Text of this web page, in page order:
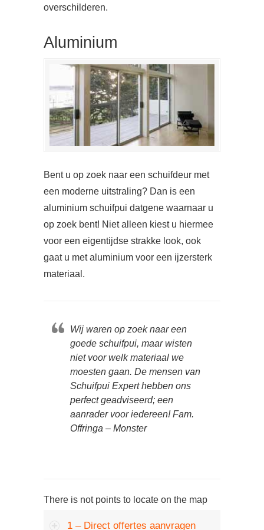
overschilderen.
Aluminium
Bent u op zoek naar een schuifdeur met
een moderne uitstraling? Dan is een
aluminium schuifpui datgene waarnaar u
op zoek bent! Niet alleen kiest u hiermee
voor een eigentijdse strakke look, ook
gaat u met aluminium voor een ijzersterk
materiaal.
Wij waren op zoek naar een
goede schuifpui, maar wisten
niet voor welk materiaal we
moesten gaan. De mensen van
Schuifpui Expert hebben ons
perfect geadviseerd; een
aanrader voor iedereen! Fam.
Offringa – Monster
There is not points to locate on the map
1 – Direct offertes aanvragen